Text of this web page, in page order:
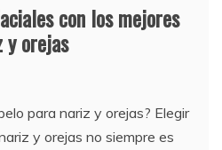
con los mejores
y orejas
para nariz y orejas? Elegir
y orejas no siempre es